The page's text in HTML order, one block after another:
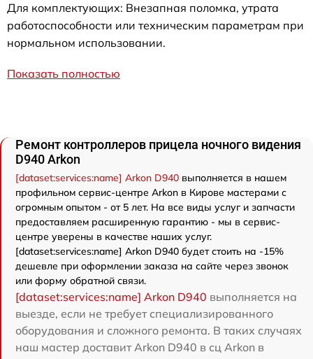
Для комплектующих: Внезапная поломка, утрата
работоспособности или техническим параметрам при
нормальном использовании.
Показать полностью
Ремонт контроллеров прицела ночного видения
D940 Arkon
[dataset:services:name] Arkon D940 выполняется в нашем
профильном сервис-центре Arkon в Кирове мастерами с
огромным опытом - от 5 лет. На все виды услуг и запчасти
предоставляем расширенную гарантию - мы в сервис-
центре уверены в качестве наших услуг.
[dataset:services:name] Arkon D940 будет стоить на -15%
дешевле при оформлении заказа на сайте через звонок
или форму обратной связи.
[dataset:services:name] Arkon D940 выполняется на
выезде, если не требует специализированного
оборудования и сложного ремонта. В таких случаях
наш мастер доставит Arkon D940 в сц Arkon в